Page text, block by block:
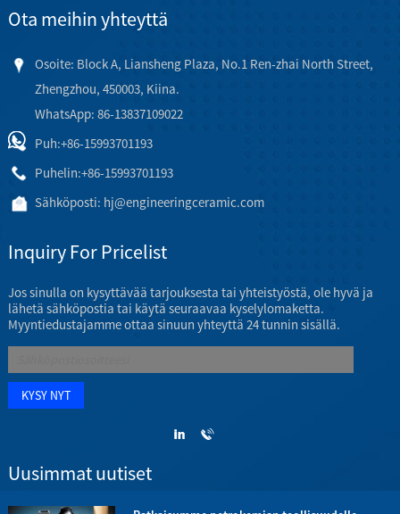
Ota meihin yhteyttä
Osoite: Block A, Liansheng Plaza, No.1 Ren-zhai North Street,
Zhengzhou, 450003, Kiina.
WhatsApp: 86-13837109022
Puh:+86-15993701193
Puhelin:+86-15993701193
Sähköposti: hj@engineeringceramic.com
Inquiry For Pricelist
Jos sinulla on kysyttävää tarjouksesta tai yhteistyöstä, ole hyvä ja
lähetä sähköpostia tai käytä seuraavaa kyselylomaketta.
Myyntiedustajamme ottaa sinuun yhteyttä 24 tunnin sisällä.
Uusimmat uutiset